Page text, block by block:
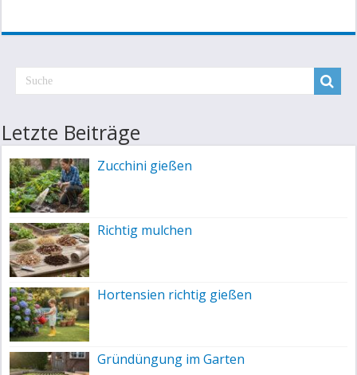
Letzte Beiträge
Zucchini gießen
Richtig mulchen
Hortensien richtig gießen
Gründüngung im Garten